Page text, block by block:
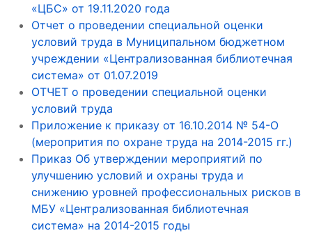
«ЦБС» от 19.11.2020 года
Отчет о проведении специальной оценки
условий труда в Муниципальном бюджетном
учреждении «Централизованная библиотечная
система» от 01.07.2019
ОТЧЕТ о проведении специальной оценки
условий труда
Приложение к приказу от 16.10.2014 № 54-О
(меропрития по охране труда на 2014-2015 гг.)
Приказ Об утверждении мероприятий по
улучшению условий и охраны труда и
снижению уровней профессиональных рисков в
МБУ «Централизованная библиотечная
система» на 2014-2015 годы